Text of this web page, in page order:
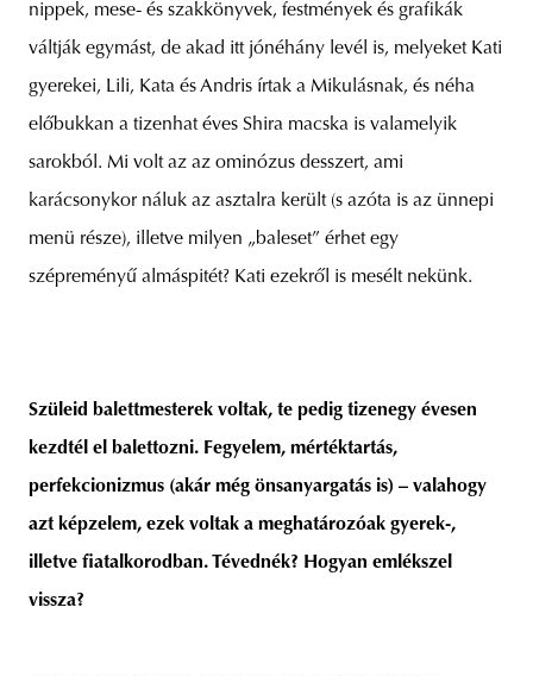
nippek, mese- és szakkönyvek, festmények és grafikák
váltják egymást, de akad itt jónéhány levél is, melyeket Kati
gyerekei, Lili, Kata és Andris írtak a Mikulásnak, és néha
előbukkan a tizenhat éves Shira macska is valamelyik
sarokból. Mi volt az az ominózus desszert, ami
karácsonykor náluk az asztalra került (s azóta is az ünnepi
menü része), illetve milyen „baleset” érhet egy
szépreményű almáspitét? Kati ezekről is mesélt nekünk.
Szüleid balettmesterek voltak, te pedig tizenegy évesen
kezdtél el balettozni. Fegyelem, mértéktartás,
perfekcionizmus (akár még önsanyargatás is) – valahogy
azt képzelem, ezek voltak a meghatározóak gyerek-,
illetve fiatalkorodban. Tévednék? Hogyan emlékszel
vissza?